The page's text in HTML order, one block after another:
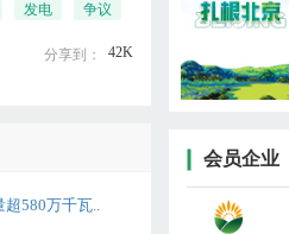
发电 争议
分享到： 42K
580万千瓦..
会员企业